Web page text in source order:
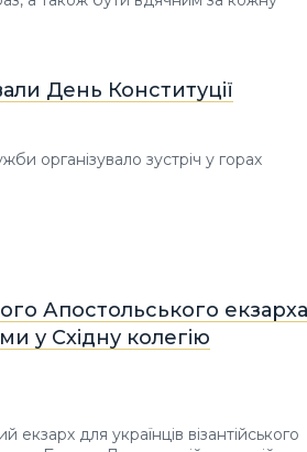
День Конституції
організувало зустріч у горах
Апостольського екзарха
у Східну колегію
для українців візантійського